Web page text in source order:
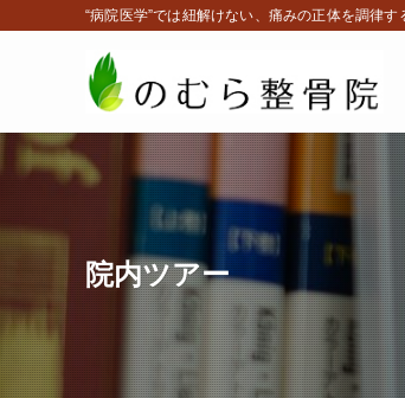
“病院医学”では紐解けない、痛みの正体を調律す
院内ツアー